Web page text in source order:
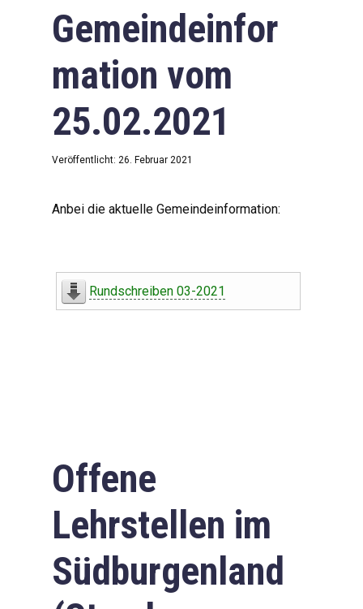
Downloads
Impressum
Datenschutzerklärung
Gemeindeinfor
mation vom
25.02.2021
Veröffentlicht: 26. Februar 2021
Anbei die aktuelle Gemeindeinformation:
Rundschreiben 03-2021
Offene
Lehrstellen im
Südburgenland